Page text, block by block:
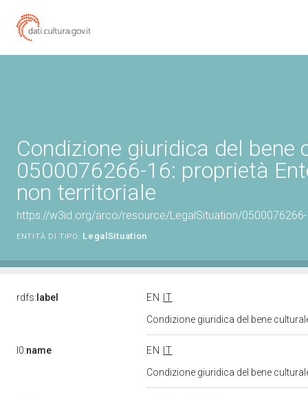
Condizione giuridica del bene
0500076266-16: proprietà
non territoriale
https://w3id.org/arco/resource/LegalSituation/
ENTITÀ DI TIPO: LegalSituation
rdfs: label EN
IT
Condizione giuridica del bene
l0:name EN
IT
Condizione giuridica del bene